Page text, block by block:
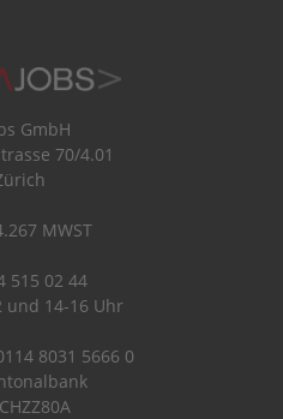
GmbH
70/4.01
MWST
515 02 44
und 14-16 Uhr
8031 5666 0